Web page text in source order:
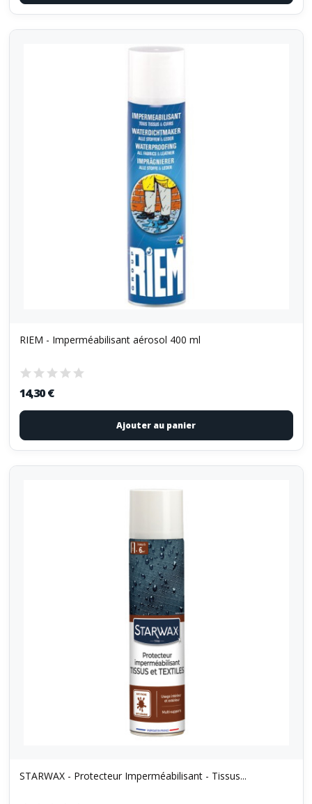
RIEM - Imperméabilisant aérosol 400 ml
14,30 €
Ajouter au panier
STARWAX - Protecteur Imperméabilisant - Tissus...